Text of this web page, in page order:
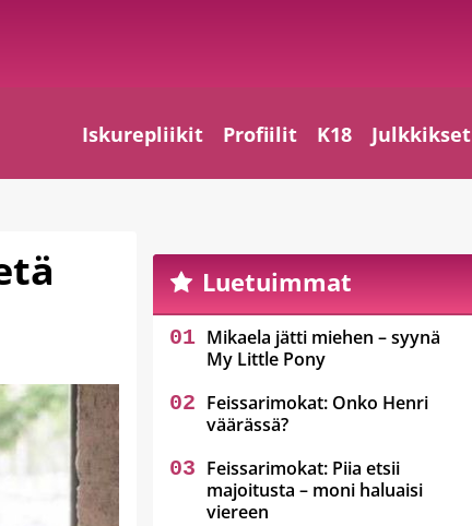
Iskurepliikit Profiilit K18 Julkkikset
Luetuimmat
Mikaela jätti miehen – syynä
My Little Pony
Feissarimokat: Onko Henri
väärässä?
Feissarimokat: Piia etsii
majoitusta – moni haluaisi
viereen